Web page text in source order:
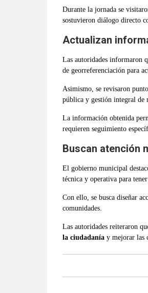
de
las
Durante la jornada se
sostuvieron diálogo directo
Actualizan
Las autoridades informaron
de georreferenciación para
Asimismo, se revisaron
pública y gestión integral de
La información obtenida
requieren seguimiento
Buscan atención
El gobierno municipal
técnica y operativa para
Con ello, se busca diseñar
comunidades.
Las autoridades reiteraron
la ciudadanía y mejorar las